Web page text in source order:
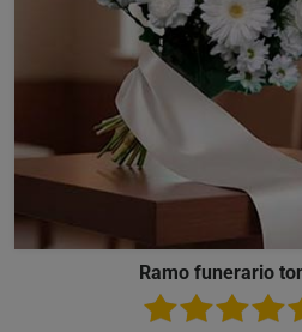
Ramo funerario